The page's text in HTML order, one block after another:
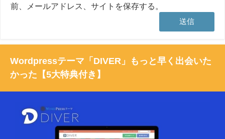
前、メールアドレス、サイトを保存する。
Wordpressテーマ「DIVER」もっと早く出会いた
かった【5大特典付き】